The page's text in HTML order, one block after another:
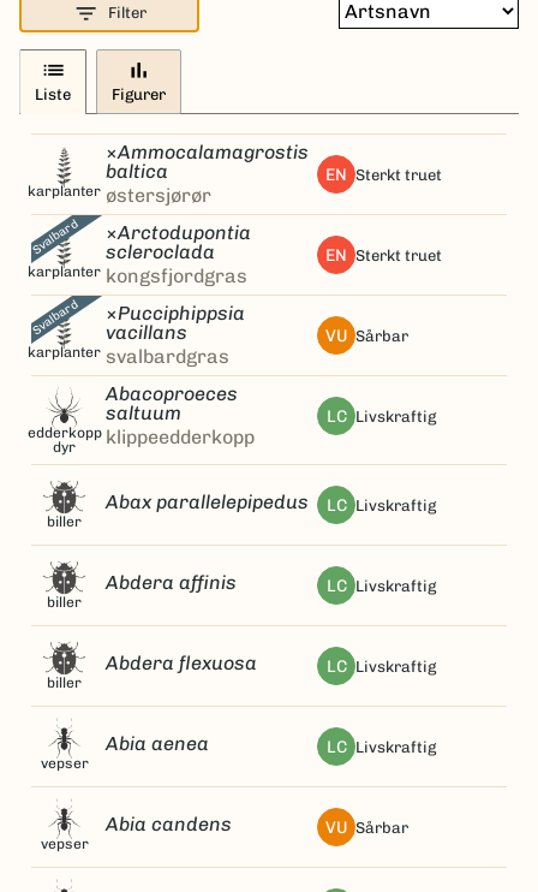
filter_list Filter
list
Liste
bar_chart
Figurer
karplanter
×Ammocalamagrostis
baltica
østersjørør
EN sterkt truet
Svalbard
karplanter
×Arctodupontia
scleroclada
kongsfjordgras
EN sterkt truet
Svalbard
karplanter
×Pucciphippsia
vacillans
svalbardgras
VU sårbar
edderkopp
dyr
Abacoproeces
saltuum
klippeedderkopp
LC livskraftig
biller
Abax parallelepipedus LC livskraftig
biller
Abdera affinis LC livskraftig
biller
Abdera flexuosa LC livskraftig
vepser
Abia aenea LC livskraftig
vepser
Abia candens VU sårbar